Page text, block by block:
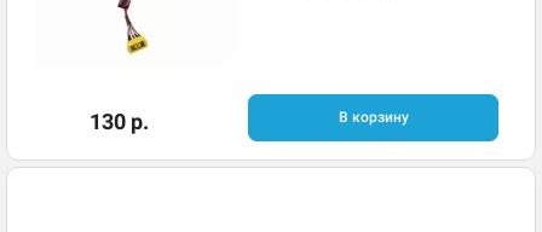
130 р. В корзину